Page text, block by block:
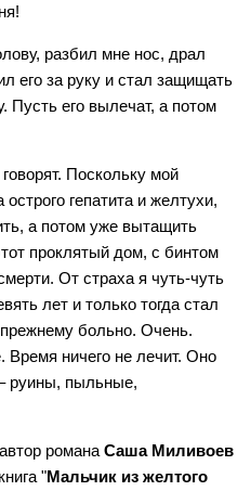
разбил мне нос, драл
его за руку и стал защищать
Пусть его вылечат, а потом
Поскольку мой
гепатита и желтухи,
а потом уже вытащить
проклятый дом, с бинтом
От страха я чуть-чуть
лет и только тогда стал
больно. Очень.
Время ничего не лечит. Оно
руины, пыльные,
автор романа Саша Миливоев
"Мальчик из желтого